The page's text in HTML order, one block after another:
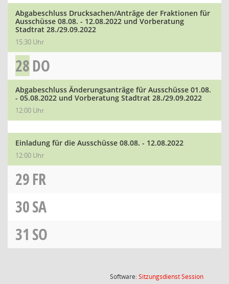
Abgabeschluss Drucksachen/Anträge der Fraktionen für
Ausschüsse 08.08. - 12.08.2022 und Vorberatung
Stadtrat 28./29.09.2022
15:30 Uhr
28DO
Abgabeschluss Änderungsanträge für Ausschüsse 01.08.
- 05.08.2022 und Vorberatung Stadtrat 28./29.09.2022
12:00 Uhr
Einladung für die Ausschüsse 08.08. - 12.08.2022
12:00 Uhr
29FR
30SA
31 SO
Software:SitzungsdienstSession(Wird in